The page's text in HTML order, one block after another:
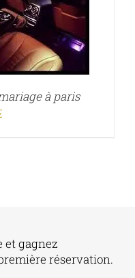
à paris
et gagnez
réservation.